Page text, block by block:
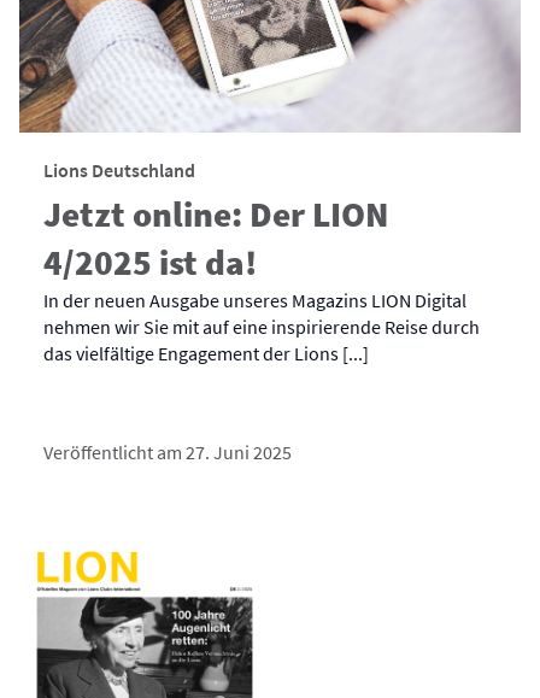
Lions Deutschland
Jetzt online: Der LION
4/2025 ist da!
In der neuen Ausgabe unseres Magazins LION Digital
nehmen wir Sie mit auf eine inspirierende Reise durch
das vielfältige Engagement der Lions [...]
Veröffentlicht am 27. Juni 2025